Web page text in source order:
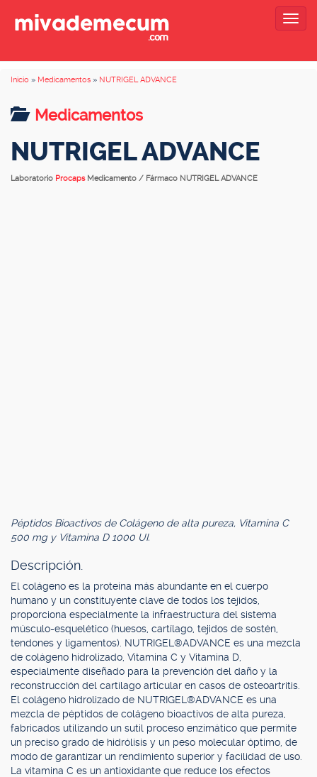
Inicio » Medicamentos » NUTRIGEL ADVANCE
Medicamentos
NUTRIGEL ADVANCE
Laboratorio Procaps Medicamento / Fármaco NUTRIGEL ADVANCE
Péptidos Bioactivos de Colágeno de alta pureza, Vitamina C
500 mg y Vitamina D 1000 UI.
Descripción.
El colágeno es la proteína más abundante en el cuerpo
humano y un constituyente clave de todos los tejidos,
proporciona especialmente la infraestructura del sistema
músculo-esquelético (huesos, cartílago, tejidos de sostén,
tendones y ligamentos). NUTRIGEL®ADVANCE es una mezcla
de colágeno hidrolizado, Vitamina C y Vitamina D,
especialmente diseñado para la prevención del daño y la
reconstrucción del cartílago articular en casos de osteoartritis.
El colágeno hidrolizado de NUTRIGEL®ADVANCE es una
mezcla de péptidos de colágeno bioactivos de alta pureza,
fabricados utilizando un sutil proceso enzimático que permite
un preciso grado de hidrólisis y un peso molecular óptimo, de
modo de garantizar un rendimiento superior y facilidad de uso.
La vitamina C es un antioxidante que reduce los efectos